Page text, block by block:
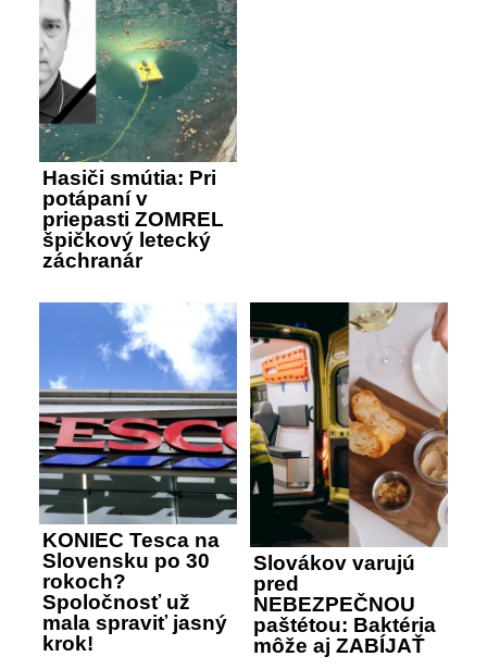
Hasiči smútia: Pri
potápaní v
priepasti ZOMREL
špičkový letecký
záchranár
KONIEC Tesca na
Slovensku po 30
rokoch?
Spoločnosť už
mala spraviť jasný
krok!
Slovákov varujú
pred
NEBEZPEČNOU
paštétou: Baktéria
môže aj ZABÍJAŤ